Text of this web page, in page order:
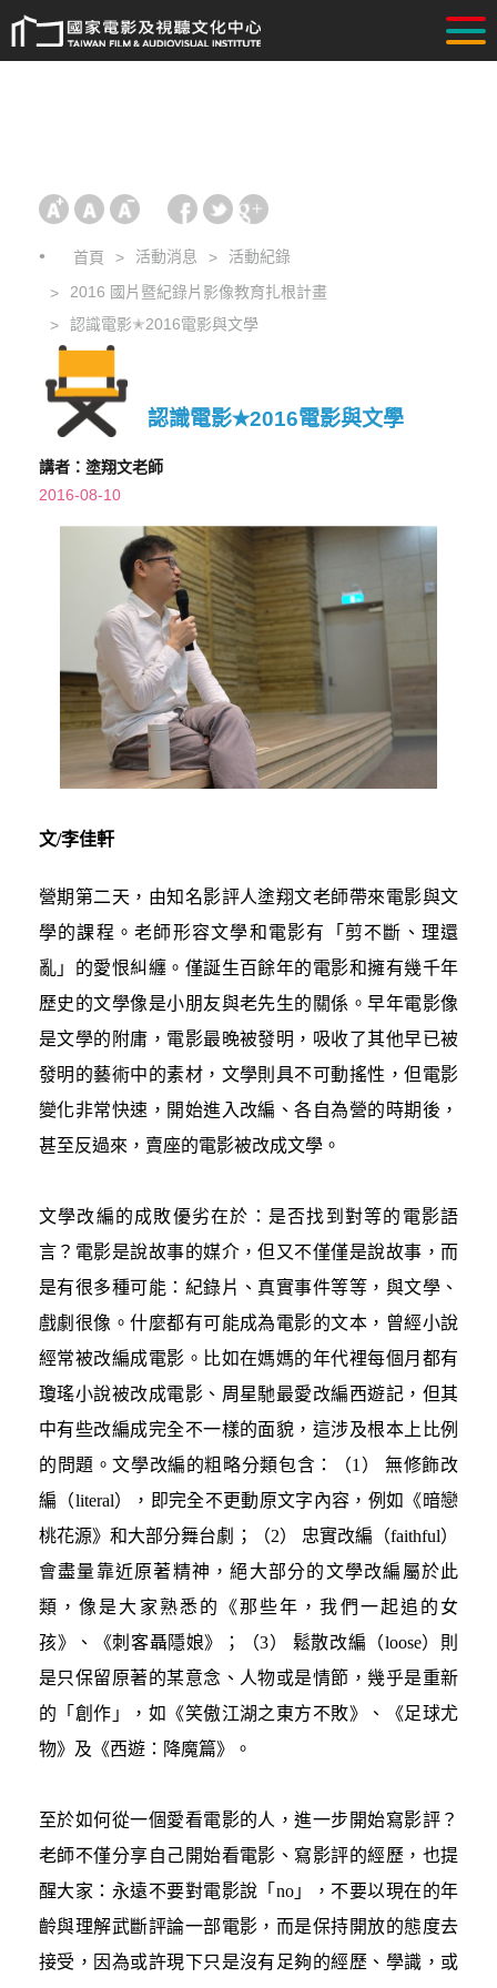
首頁 活動消息
活動紀錄
2016 國片暨紀錄片影像教育扎根計畫
認識電影✭2016電影與文學
認識電影✭2016電影與文學
講者：塗翔文老師
2016-08-10
文/李佳軒
營期第二天，由知名影評人塗翔文老師帶來電影與文
學的課程。老師形容文學和電影有「剪不斷、理還
亂」的愛恨糾纏。僅誕生百餘年的電影和擁有幾千年
歷史的文學像是小朋友與老先生的關係。早年電影像
是文學的附庸，電影最晚被發明，吸收了其他早已被
發明的藝術中的素材，文學則具不可動搖性，但電影
變化非常快速，開始進入改編、各自為營的時期後，
甚至反過來，賣座的電影被改成文學。
文學改編的成敗優劣在於：是否找到對等的電影語
言？電影是說故事的媒介，但又不僅僅是說故事，而
是有很多種可能：紀錄片、真實事件等等，與文學、
戲劇很像。什麼都有可能成為電影的文本，曾經小說
經常被改編成電影。比如在媽媽的年代裡每個月都有
瓊瑤小說被改成電影、周星馳最愛改編西遊記，但其
中有些改編成完全不一樣的面貌，這涉及根本上比例
的問題。文學改編的粗略分類包含：（1） 無修飾改
編（literal），即完全不更動原文字內容，例如《暗戀
桃花源》和大部分舞台劇；（2） 忠實改編（faithful）
會盡量靠近原著精神，絕大部分的文學改編屬於此
類，像是大家熟悉的《那些年，我們一起追的女
孩》、《刺客聶隱娘》；（3） 鬆散改編（loose）則
是只保留原著的某意念、人物或是情節，幾乎是重新
的「創作」，如《笑傲江湖之東方不敗》、《足球尤
物》及《西遊：降魔篇》。
至於如何從一個愛看電影的人，進一步開始寫影評？
老師不僅分享自己開始看電影、寫影評的經歷，也提
醒大家：永遠不要對電影說「no」，不要以現在的年
齡與理解武斷評論一部電影，而是保持開放的態度去
接受，因為或許現下只是沒有足夠的經歷、學識，或